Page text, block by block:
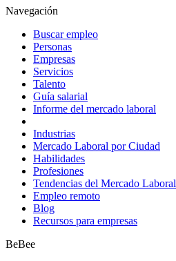
Navegación
Buscar empleo
Personas
Empresas
Servicios
Talento
Guía salarial
Informe del mercado laboral
Industrias
Mercado Laboral por Ciudad
Habilidades
Profesiones
Tendencias del Mercado Laboral
Empleo remoto
Blog
Recursos para empresas
BeBee